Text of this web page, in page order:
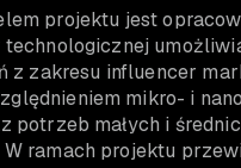
projektu jest
z zakresu influencer
mikro- i
potrzeb małych i
ramach projektu